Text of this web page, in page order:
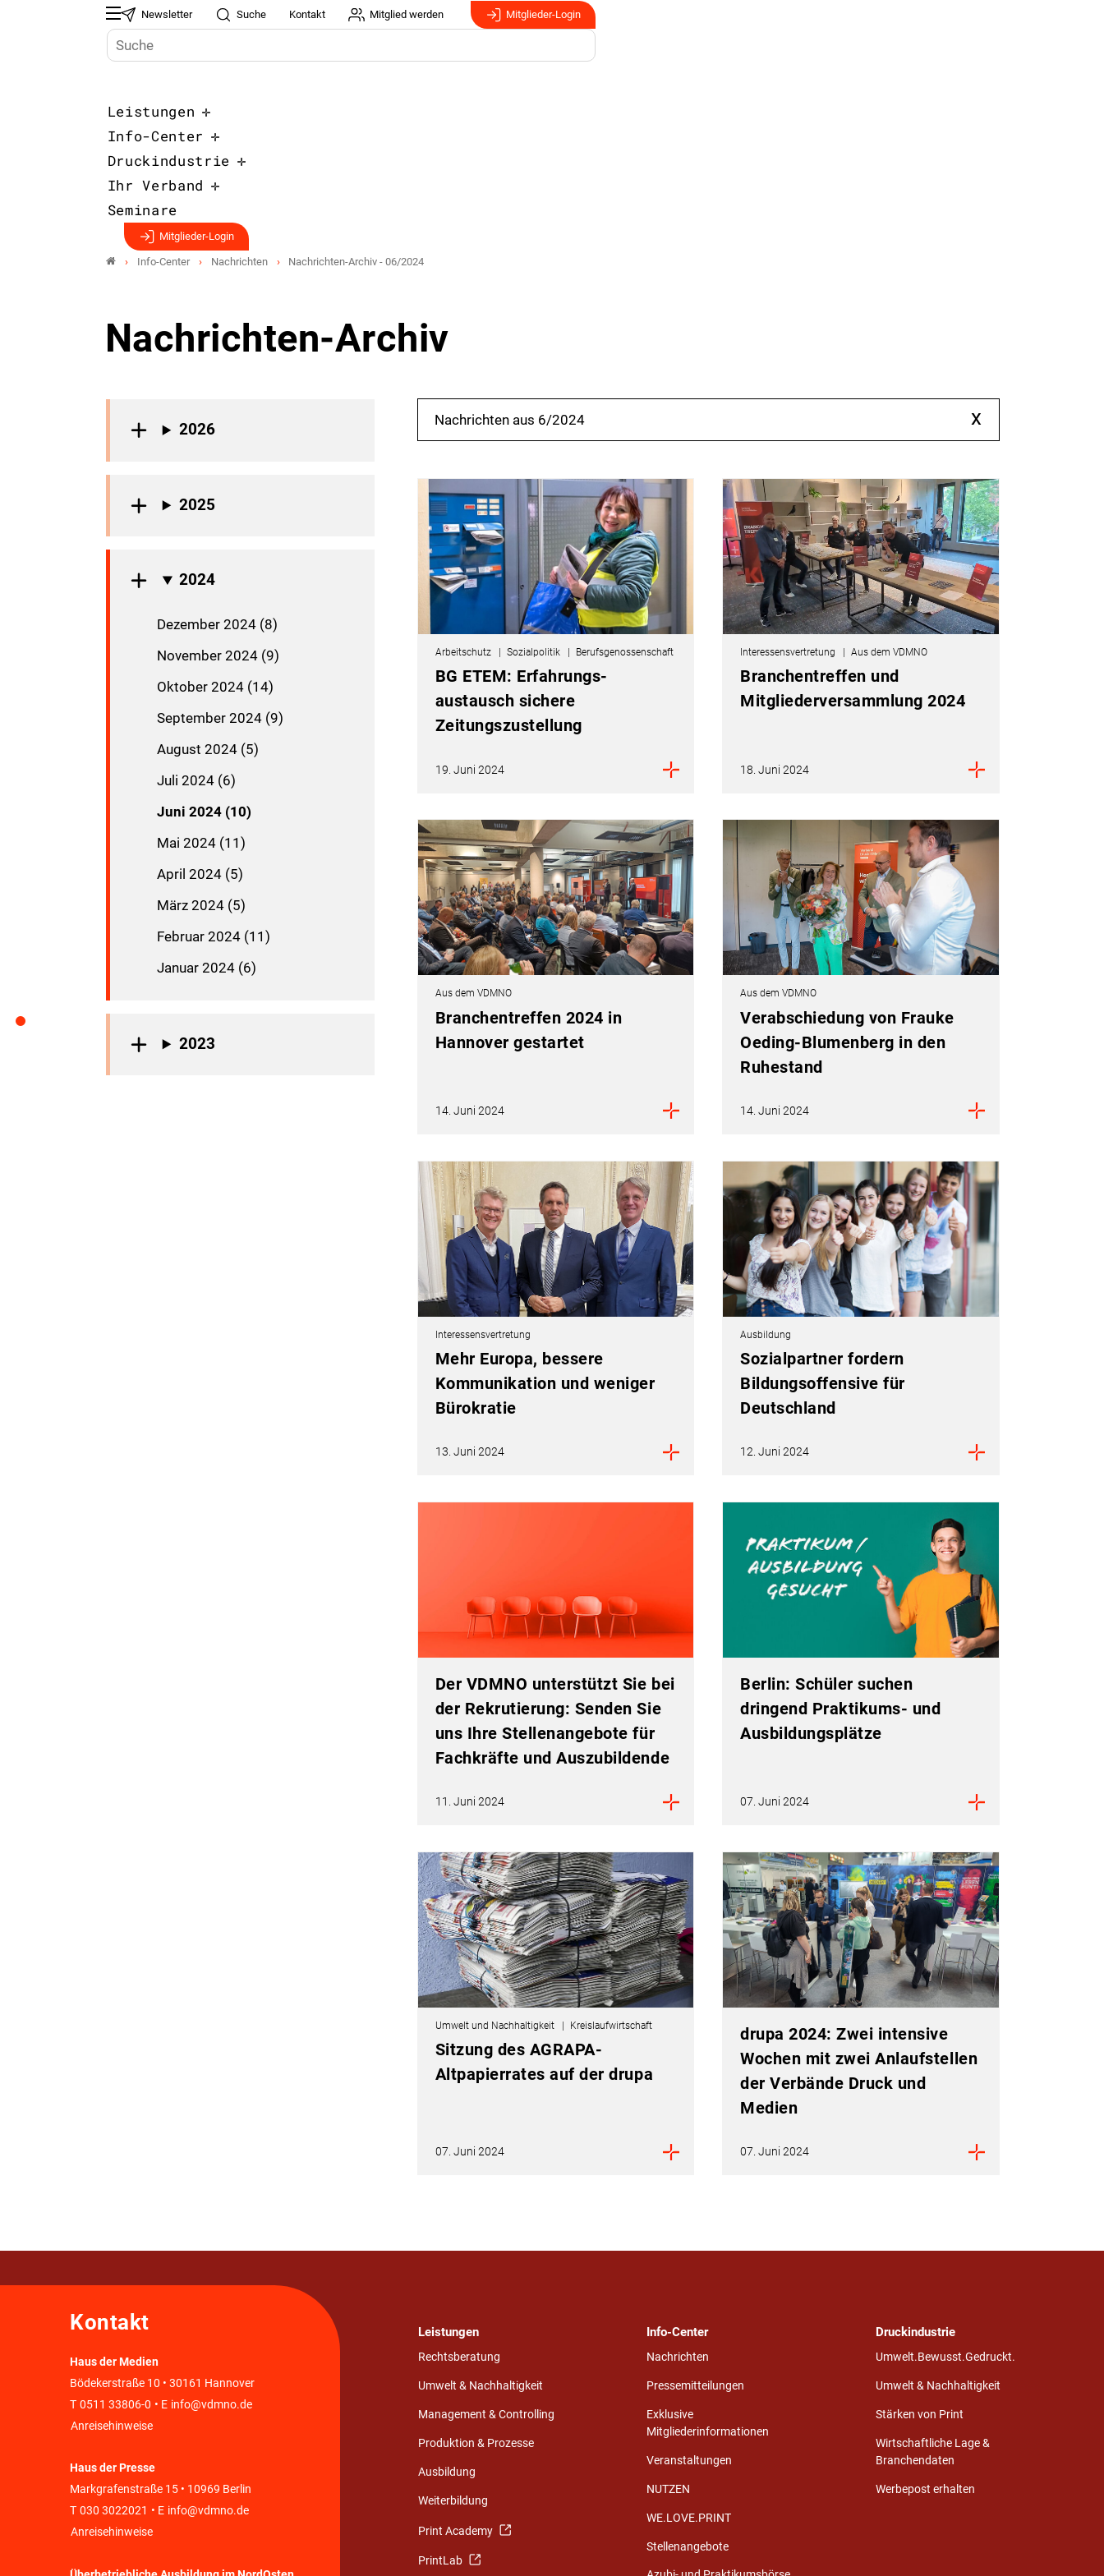
Newsletter Suche Kontakt Mitglied werden Mitglieder-Login
Leistungen
Info-Center
Druckindustrie
Ihr Verband
Seminare
Mitglieder-Login
Info-Center Nachrichten Nachrichten-Archiv - 06/2024
Nachrichten-Archiv
2026
2025
2024
Dezember 2024 (8)
November 2024 (9)
Oktober 2024 (14)
September 2024 (9)
August 2024 (5)
Juli 2024 (6)
Juni 2024 (10)
Mai 2024 (11)
April 2024 (5)
März 2024 (5)
Februar 2024 (11)
Januar 2024 (6)
2023
Nachrichten aus 6/2024 x
Arbeitschutz Sozialpolitik Berufsgenossenschaft
BG ETEM: Erfahrungs­
austausch sichere
Zeitungszustellung
19. Juni 2024
Interessensvertretung Aus dem VDMNO
Branchentreffen und
Mitgliederversammlung 2024
18. Juni 2024
Aus dem VDMNO
Branchentreffen 2024 in
Hannover gestartet
14. Juni 2024
Aus dem VDMNO
Verabschiedung von Frauke
Oeding-Blumenberg in den
Ruhestand
14. Juni 2024
Interessensvertretung
Mehr Europa, bessere
Kommunikation und weniger
Bürokratie
13. Juni 2024
Ausbildung
Sozialpartner fordern
Bildungsoffensive für
Deutschland
12. Juni 2024
Der VDMNO unterstützt Sie bei
der Rekrutierung: Senden Sie
uns Ihre Stellenangebote für
Fachkräfte und Auszubildende
11. Juni 2024
Berlin: Schüler suchen
dringend Praktikums- und
Ausbildungsplätze
07. Juni 2024
Umwelt und Nachhaltigkeit Kreislaufwirtschaft
Sitzung des AGRAPA-
Altpapierrates auf der drupa
07. Juni 2024
drupa 2024: Zwei intensive
Wochen mit zwei Anlaufstellen
der Verbände Druck und
Medien
07. Juni 2024
Kontakt
Haus der Medien
Bödekerstraße 10 • 30161 Hannover
T 0511 33806-0 • E info@vdmno.de
Anreisehinweise
Haus der Presse
Markgrafenstraße 15 • 10969 Berlin
T 030 3022021 • E info@vdmno.de
Anreisehinweise
Leistungen
Rechtsberatung
Umwelt & Nachhaltigkeit
Management & Controlling
Produktion & Prozesse
Ausbildung
Weiterbildung
Print Academy
PrintLab
Info-Center
Nachrichten
Pressemitteilungen
Exklusive
Mitgliederinformationen
Veranstaltungen
NUTZEN
WE.LOVE.PRINT
Stellenangebote
Druckindustrie
Umwelt.Bewusst.Gedruckt.
Umwelt & Nachhaltigkeit
Stärken von Print
Wirtschaftliche Lage &
Branchendaten
Werbepost erhalten